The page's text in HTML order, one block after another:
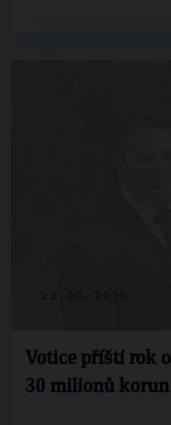
Votice příští rok
30 milionů korun